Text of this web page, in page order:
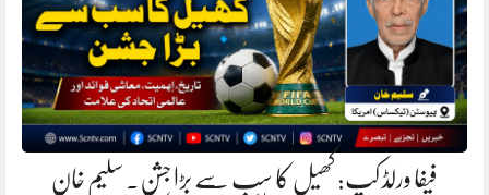
فیفا ورلڈ کپ: کھیل کا سب سے بڑا جشن. سلیم خان